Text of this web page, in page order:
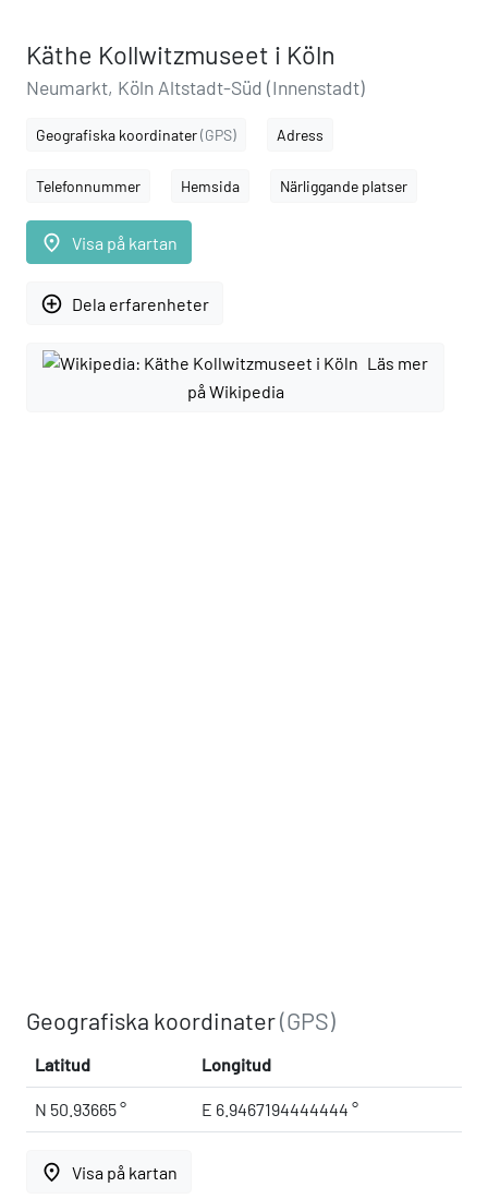
Käthe Kollwitzmuseet i Köln
Neumarkt, Köln Altstadt-Süd (Innenstadt)
Geografiska koordinater(GPS) Adress
Telefonnummer Hemsida Närliggande platser
place Visa på kartan
add_circle_outline Dela erfarenheter
Läs mer
på Wikipedia
Geografiska koordinater(GPS)
Latitud Longitud
N 50.93665 ° E 6.9467194444444 °
place Visa på kartan